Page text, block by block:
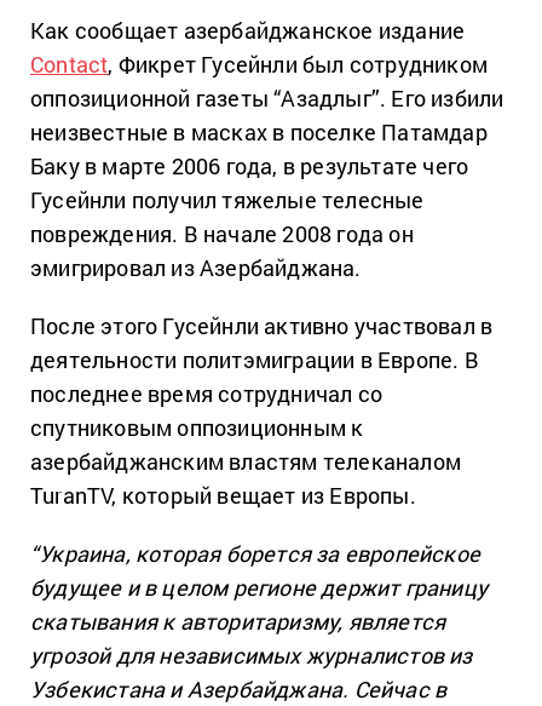
Как сообщает азербайджанское издание
Contact, Фикрет Гусейнли был сотрудником
оппозиционной газеты “Азадлыг”. Его избили
неизвестные в масках в поселке Патамдар
Баку в марте 2006 года, в результате чего
Гусейнли получил тяжелые телесные
повреждения. В начале 2008 года он
эмигрировал из Азербайджана.
После этого Гусейнли активно участвовал в
деятельности политэмиграции в Европе. B
последнее время сотрудничал со
спутниковым оппозиционным к
азербайджанским властям телеканалом
TuranTV, который вещает из Европы.
“Украина, которая борется за европейское
будущее и в целом регионе держит границу
скатывания к авторитаризму, является
угрозой для независимых журналистов из
Узбекистана и Азербайджана. Сейчас в